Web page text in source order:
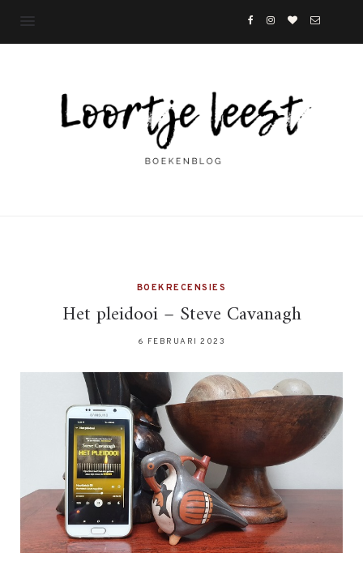
BOEKRECENSIES
Het pleidooi – Steve Cavanagh
6 FEBRUARI 2023